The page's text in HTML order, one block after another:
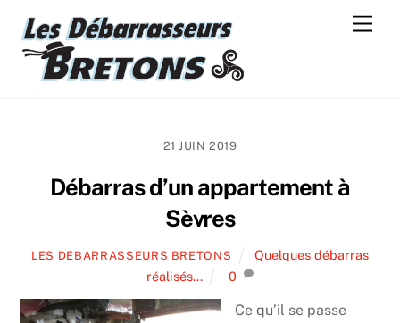
content
21 JUIN 2019
Débarras d’un appartement à
Sèvres
LES DEBARRASSEURS BRETONS
Quelques débarras
réalisés...
0
Ce qu’il se passe